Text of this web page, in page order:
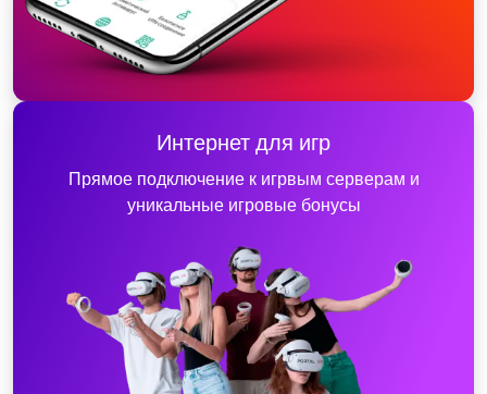
Интернет для игр
Прямое подключение к игрвым серверам и
уникальные игровые бонусы